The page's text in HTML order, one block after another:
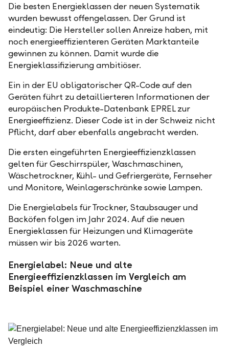
Die besten Energieklassen der neuen Systematik
wurden bewusst offengelassen. Der Grund ist
eindeutig: Die Hersteller sollen Anreize haben, mit
noch energieeffizienteren Geräten Marktanteile
gewinnen zu können. Damit wurde die
Energieklassifizierung ambitiöser.
Ein in der EU obligatorischer QR-Code auf den
Geräten führt zu detaillierteren Informationen der
europäischen Produkte-Datenbank EPREL zur
Energieeffizienz. Dieser Code ist in der Schweiz nicht
Pflicht, darf aber ebenfalls angebracht werden.
Die ersten eingeführten Energieeffizienzklassen
gelten für Geschirrspüler, Waschmaschinen,
Wäschetrockner, Kühl- und Gefriergeräte, Fernseher
und Monitore, Weinlagerschränke sowie Lampen.
Die Energielabels für Trockner, Staubsauger und
Backöfen folgen im Jahr 2024. Auf die neuen
Energieklassen für Heizungen und Klimageräte
müssen wir bis 2026 warten.
Energielabel: Neue und alte
Energieeffizienzklassen im Vergleich am
Beispiel einer Waschmaschine